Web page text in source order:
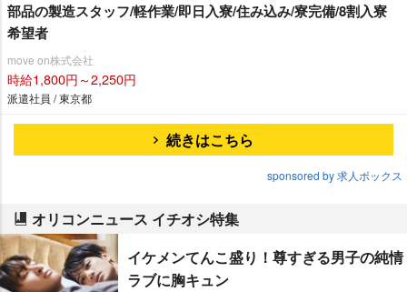
部品の製造スタッフ/軽作業/即日入寮/住み込み/寮完備/8割入寮
希望者
move on株式会社
時給1,800円～2,250円
派遣社員 / 東京都
続きはこちら
sponsored by 求人ボックス
オリコンニュース イチオシ特集
イケメンてんこ盛り！尊すぎる男子の純情
ラブに胸キュン